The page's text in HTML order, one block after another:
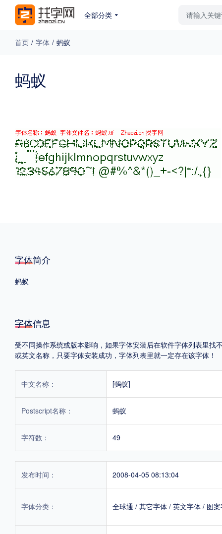
全部分类
免费下载
硬笔手写 更多
.TTF
中国大陆
首页 / 字体 / 蚂蚁
蚂蚁
字体简介
蚂蚁
字体信息
受不同操作系统或版本影响，如果字体安装后在软件字体列表里
或英文名称，只要字体安装成功，字体列表里就一定存在该字体！
中文名称： [蚂蚁]
Postscript名称： 蚂蚁
字符数： 49
发布时间： 2008-04-05 08:13:04
字体分类： 全球通 / 其它字体 / 英文字体 / 图